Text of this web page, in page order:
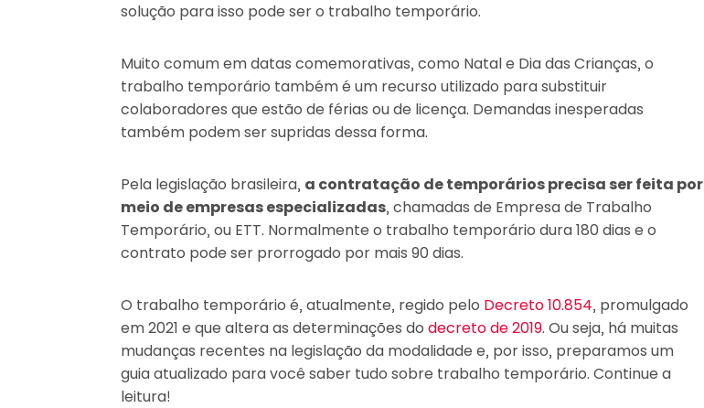
solução para isso pode ser o trabalho temporário.
Muito comum em datas comemorativas, como Natal e Dia das Crianças, o
trabalho temporário também é um recurso utilizado para substituir
colaboradores que estão de férias ou de licença. Demandas inesperadas
também podem ser supridas dessa forma.
Pela legislação brasileira, a contratação de temporários precisa ser feita por
meio de empresas especializadas, chamadas de Empresa de Trabalho
Temporário, ou ETT. Normalmente o trabalho temporário dura 180 dias e o
contrato pode ser prorrogado por mais 90 dias.
O trabalho temporário é, atualmente, regido pelo Decreto 10.854, promulgado
em 2021 e que altera as determinações do decreto de 2019. Ou seja, há muitas
mudanças recentes na legislação da modalidade e, por isso, preparamos um
guia atualizado para você saber tudo sobre trabalho temporário. Continue a
leitura!